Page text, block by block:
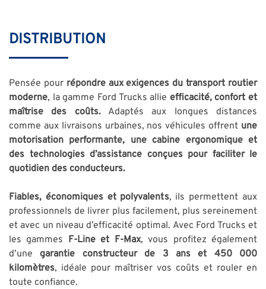
DISTRIBUTION
Pensée pour répondre aux exigences du transport routier
moderne, la gamme Ford Trucks allie efficacité, confort et
maîtrise des coûts.Adaptés aux longues distances
comme aux livraisons urbaines, nos véhicules offrent une
motorisation performante, une cabine ergonomique et
des technologies d’assistance conçues pour faciliter le
quotidien des conducteurs.
Fiables, économiques et polyvalents, ils permettent aux
professionnels de livrer plus facilement, plus sereinement
et avec un niveau d’efficacité optimal. Avec Ford Trucks et
les gammes F-Line et F-Max, vous profitez également
d’unegarantie constructeur de 3 ans et 450 000
kilomètres, idéale pour maîtriser vos coûts et rouler en
toute confiance.